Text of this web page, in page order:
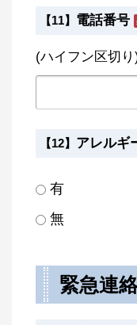
【11】 電話番号
(ハイフン区切
【12】 アレルギ
有
無
緊急連